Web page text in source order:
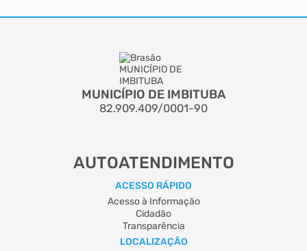
MUNICÍPIO DE IMBITUBA
82.909.409/0001-90
AUTOATENDIMENTO
ACESSO RÁPIDO
Acesso à Informação
Cidadão
Transparência
LOCALIZAÇÃO